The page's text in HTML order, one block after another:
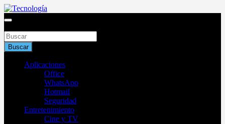
Saltar
al
Tecnología
Buscar
Aplicaciones
Office
WhatsApp
Hotmail
Seguridad
Entretenimiento
Cine y TV